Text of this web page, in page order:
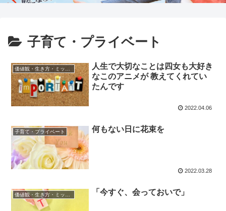
子育て・プライベート
人生で大切なことは四女も大好き
なこのアニメが 教えてくれてい
たんです
2022.04.06
子育て・プライベート 何もない日に花束を
2022.03.28
価値観・生き方・ミッション 「今すぐ、会っておいで」